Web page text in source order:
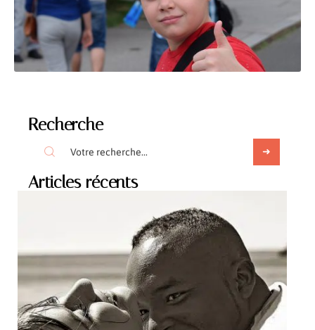
Recherche
Articles récents